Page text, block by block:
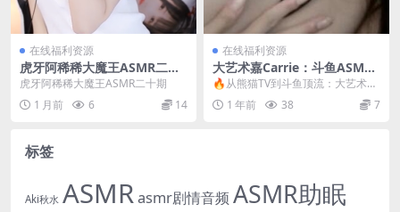
在线福利资源
虎牙阿稀稀大魔王ASMR二十
期
虎牙阿稀稀大魔王ASMR二十期
1 月前
6 14
在线福利资源
大艺术嘉Carrie：斗鱼ASMR
一姐的啄木鸟系列与耳烛催眠
术[MP3/无损音质]
🔥从熊猫TV到斗鱼顶流：大艺术嘉
的ASMR封神之路 要说国内ASMR
界的天花板级...
1 年前 38 7
标签
Aki秋水 ASMRasmr剧情音频 ASMR助眠